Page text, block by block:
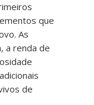
que
As
a renda de
de